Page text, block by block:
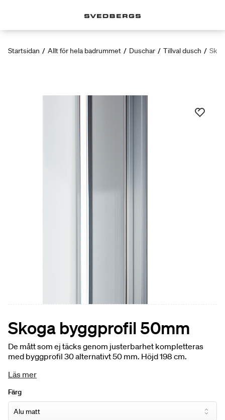
Startsidan / Allt för hela badrummet / Duschar / Tillval dusch /
Skoga byggprofil 50mm
De mått som ej täcks genom justerbarhet kompletteras
med byggprofil 30 alternativt 50 mm. Höjd 198 cm.
Läs mer
Färg